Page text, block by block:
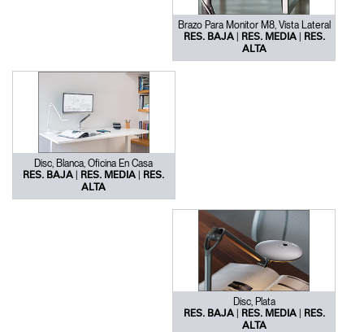
Brazo Para Monitor M8, Vista Lateral
RES. BAJA | RES. MEDIA | RES.
ALTA
Disc, Blanca, Oficina En Casa
RES. BAJA | RES. MEDIA | RES.
ALTA
Disc, Plata
RES. BAJA | RES. MEDIA | RES.
ALTA